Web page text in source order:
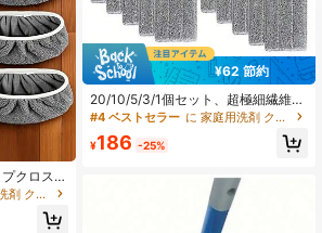
フォロワー
フォロワー
クロス、
ッド、洗
の掃除
吸収性、
に 家庭用洗剤 クリーニングツールの交換
¥62 節約
20/10/5/3/1個セット、超極細繊維交
換用モップパッド、再利用可能で洗
えるモップリフィルパッド、フラッ
トフロアモップパッド、超吸水性、
ップに適しています、クリーニング
アクセサリー、クリーニング用品、
アパートメント必需品
#4 ベストセラー に 家庭用洗剤 クリーニングツールの交換
¥186 -25%